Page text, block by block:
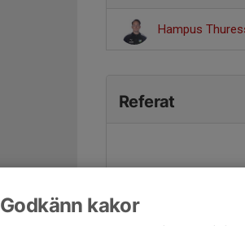
Hampus
Referat
Godkänn kakor